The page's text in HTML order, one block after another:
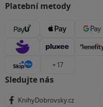
Platební metody
+ 17
Sledujte nás
KnihyDobrovsky.cz